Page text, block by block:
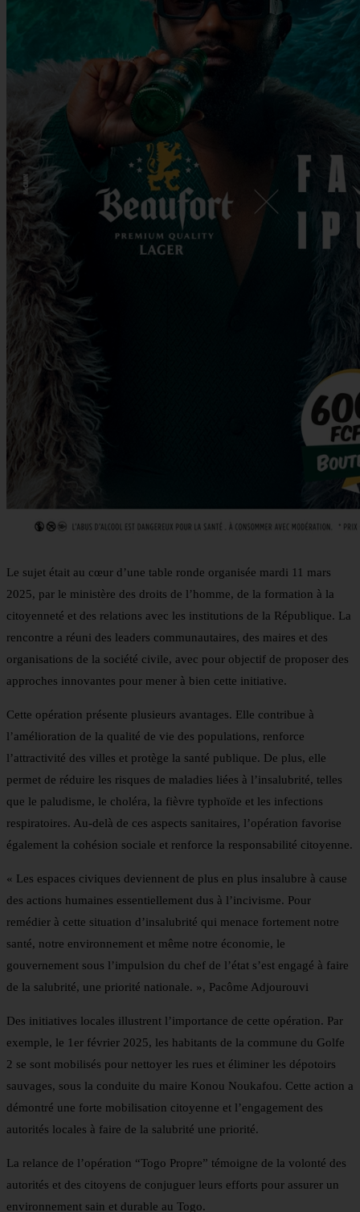
Le sujet était au cœur d’une table ronde organisée mardi 11 mars
2025, par le ministère des droits de l’homme, de la formation à la
citoyenneté et des relations avec les institutions de la République. La
rencontre a réuni des leaders communautaires, des maires et des
organisations de la société civile, avec pour objectif de proposer des
approches innovantes pour mener à bien cette initiative.
Cette opération présente plusieurs avantages. Elle contribue à
l’amélioration de la qualité de vie des populations, renforce
l’attractivité des villes et protège la santé publique. De plus, elle
permet de réduire les risques de maladies liées à l’insalubrité, telles
que le paludisme, le choléra, la fièvre typhoïde et les infections
respiratoires. Au-delà de ces aspects sanitaires, l’opération favorise
également la cohésion sociale et renforce la responsabilité citoyenne.
« Les espaces civiques deviennent de plus en plus insalubre à cause
des actions humaines essentiellement dus à l’incivisme. Pour
remédier à cette situation d’insalubrité qui menace fortement notre
santé, notre environnement et même notre économie, le
gouvernement sous l’impulsion du chef de l’état s’est engagé à faire
de la salubrité, une priorité nationale. », Pacôme Adjourouvi
Des initiatives locales illustrent l’importance de cette opération. Par
exemple, le 1er février 2025, les habitants de la commune du Golfe
2 se sont mobilisés pour nettoyer les rues et éliminer les dépotoirs
sauvages, sous la conduite du maire Konou Noukafou. Cette action a
démontré une forte mobilisation citoyenne et l’engagement des
autorités locales à faire de la salubrité une priorité.
La relance de l’opération “Togo Propre” témoigne de la volonté des
autorités et des citoyens de conjuguer leurs efforts pour assurer un
environnement sain et durable au Togo.